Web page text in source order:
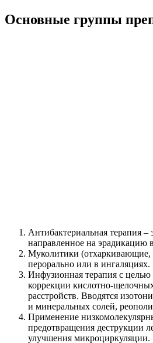
Основные группы
Антибактериальная терапия –
направленное на эрадикацию
Муколитики (отхаркивающие,
перорально или в ингаляциях.
Инфузионная терапия с целью
коррекции кислотно-
расстройств. Вводятся
и минеральных солей,
Применение
предотвращения деструкции
улучшения микроциркуляции.